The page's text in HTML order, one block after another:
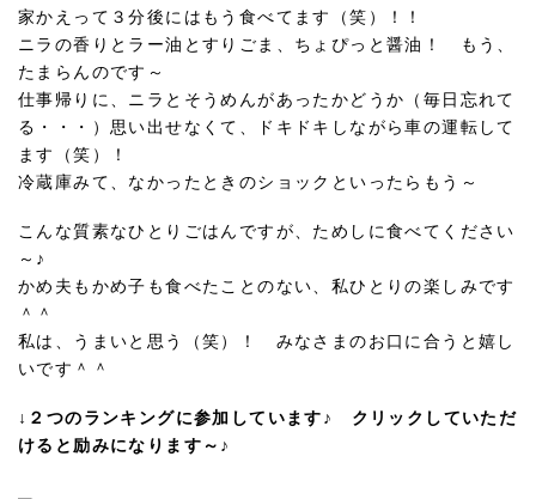
家かえって３分後にはもう食べてます（笑）！！
ニラの香りとラー油とすりごま、ちょぴっと醤油！ もう、
たまらんのです～
仕事帰りに、ニラとそうめんがあったかどうか（毎日忘れて
る・・・）思い出せなくて、ドキドキしながら車の運転して
ます（笑）！
冷蔵庫みて、なかったときのショックといったらもう～
こんな質素なひとりごはんですが、ためしに食べてください
～♪
かめ夫もかめ子も食べたことのない、私ひとりの楽しみです
＾＾
私は、うまいと思う（笑）！ みなさまのお口に合うと嬉し
いです＾＾
↓２つのランキングに参加しています♪ クリックしていただ
けると励みになります～♪